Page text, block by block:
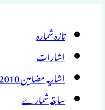
تازہ شمارہ
اشارات
اشاریہ مضامین 2010 – تا حال
سابقہ شمارے